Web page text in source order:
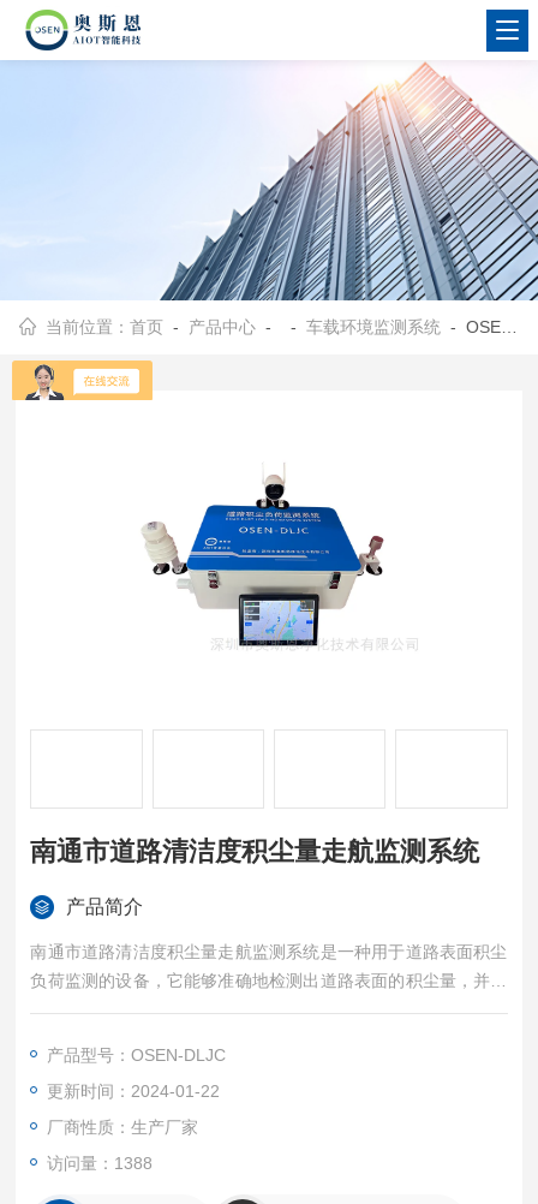
当前位置：首页 - 产品中心 - -车载环境监测系统 - OSEN-DLJC南通市道路清洁度积尘量走航监测系统
南通市道路清洁度积尘量走航监测系统
产品简介
南通市道路清洁度积尘量走航监测系统是一种用于道路表面积尘
负荷监测的设备，它能够准确地检测出道路表面的积尘量，并据
此深圳奥斯恩提供相关的数据支持和改善方案；以下将对道路积
产品型号：OSEN-DLJC
更新时间：2024-01-22
厂商性质：生产厂家
访问量：1388